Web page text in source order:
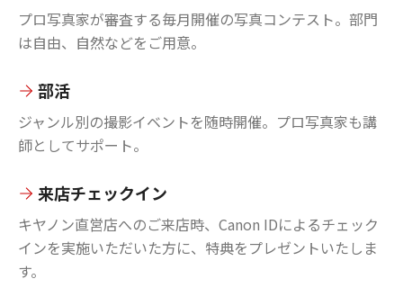
プロ写真家が審査する毎月開催の写真コンテスト。部門
は自由、自然などをご用意。
部活
ジャンル別の撮影イベントを随時開催。プロ写真家も講
師としてサポート。
来店チェックイン
キヤノン直営店へのご来店時、Canon IDによるチェック
インを実施いただいた方に、特典をプレゼントいたしま
す。